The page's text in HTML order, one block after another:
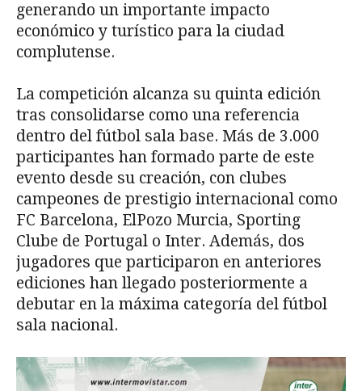
generando un importante impacto
económico y turístico para la ciudad
complutense.
La competición alcanza su quinta edición
tras consolidarse como una referencia
dentro del fútbol sala base. Más de 3.000
participantes han formado parte de este
evento desde su creación, con clubes
campeones de prestigio internacional como
FC Barcelona, ElPozo Murcia, Sporting
Clube de Portugal o Inter. Además, dos
jugadores que participaron en anteriores
ediciones han llegado posteriormente a
debutar en la máxima categoría del fútbol
sala nacional.